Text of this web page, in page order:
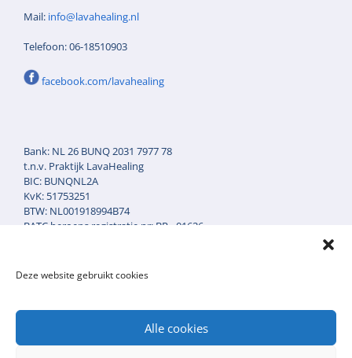
Deze website gebruikt cookies
Alle cookies
Mail: info@lavahealing.nl
Telefoon: 06-18510903
facebook.com/lavahealing
Bank: NL 26 BUNQ 2031 7977 78
t.n.v. Praktijk LavaHealing
BIC: BUNQNL2A
KvK: 51753251
BTW: NL001918994B74
BATC beroeps registratie nr: BR - 01626
Klacht en Tuchtrecht reg.nr: KB. 1011.1148